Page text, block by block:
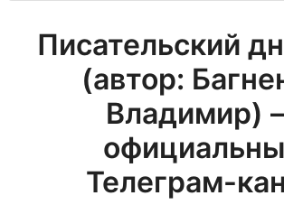
Писательский
(автор:
Владимир)
Телеграм-